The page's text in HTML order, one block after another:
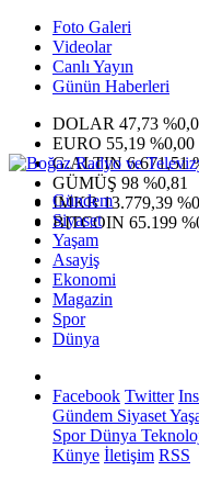
Foto Galeri
Videolar
Canlı Yayın
Günün Haberleri
DOLAR 47,73
EURO 55,19 %0,00
G.ALTIN6.671,51
GÜMÜŞ 98 %0,81
IMKB13.779,39
BITCOIN 65.199
Gündem
Siyaset
Yaşam
Asayiş
Ekonomi
Magazin
Spor
Dünya
Facebook Twitter
Gündem Siyaset
SporDünya
Künye İletişim RSS